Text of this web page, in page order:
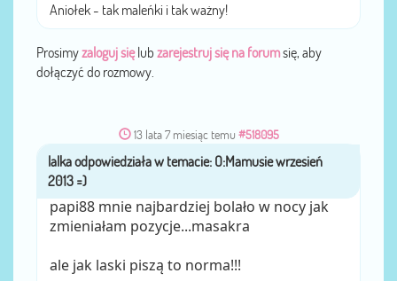
Aniołek - tak maleńki i tak ważny!
Prosimyzaloguj sięlub zarejestruj się na forumsię, aby
dołączyć do rozmowy.
13 lata 7 miesiąc temu #518095
przezlalka
papi88 mnie najbardziej bolało w nocy jak
zmieniałam pozycje...masakra
ale jak laski piszą to norma!!!